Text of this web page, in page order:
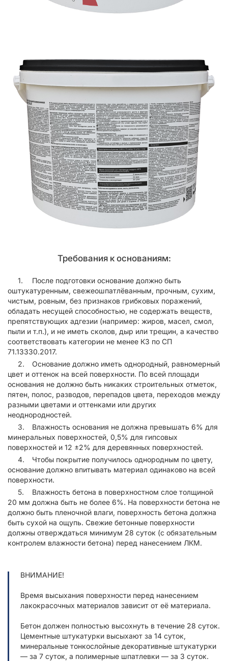
Требования к основаниям:
После подготовки основание должно быть
оштукатуренным, свежеошпатлёванным, прочным, сухим,
чистым, ровным, без признаков грибковых поражений,
обладать несущей способностью, не содержать веществ,
препятствующих адгезии (например: жиров, масел, смол,
пыли и т.п.), и не иметь сколов, дыр или трещин, а качество
соответствовать категории не менее К3 по СП
71.13330.2017.
Основание должно иметь однородный, равномерный
цвет и оттенок на всей поверхности. По всей площади
основания не должно быть никаких строительных отметок,
пятен, полос, разводов, перепадов цвета, переходов между
разными цветами и оттенками или других
неоднородностей.
Влажность основания не должна превышать 6% для
минеральных поверхностей, 0,5% для гипсовых
поверхностей и 12 ±2% для деревянных поверхностей.
Чтобы покрытие получилось однородным по цвету,
основание должно впитывать материал одинаково на всей
поверхности.
Влажность бетона в поверхностном слое толщиной
20 мм должна быть не более 6%. На поверхности бетона не
должно быть пленочной влаги, поверхность бетона должна
быть сухой на ощупь. Свежие бетонные поверхности
должны отверждаться минимум 28 суток (с обязательным
контролем влажности бетона) перед нанесением ЛКМ.
ВНИМАНИЕ!
Время высыхания поверхности перед нанесением
лакокрасочных материалов зависит от её материала.
Бетон должен полностью высохнуть в течение 28 суток.
Цементные штукатурки высыхают за 14 суток,
минеральные тонкослойные декоративные штукатурки
— за 7 суток, а полимерные шпатлевки — за 3 суток.